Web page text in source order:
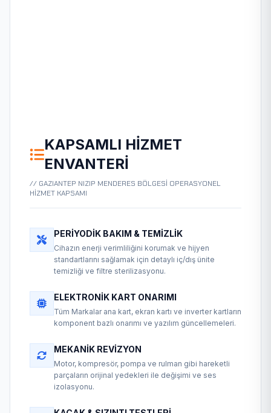
KAPSAMLI HIZMET
ENVANTERI
// GAZIANTEP NIZIP MENDERES BÖLGESİ OPERASYONEL
HİZMET KAPSAMI
PERIYODIK BAKIM & TEMIZLIK
Cihazın enerji verimliliğini korumak ve hijyen
standartlarını sağlamak için detaylı iç/dış ünite
temizliği ve filtre sterilizasyonu.
ELEKTRONIK KART ONARIMI
Tüm Markalar ana kart, ekran kartı ve inverter kartların
komponent bazlı onarımı ve yazılım güncellemeleri.
MEKANIK REVIZYON
Motor, kompresör, pompa ve rulman gibi hareketli
parçaların orijinal yedekleri ile değişimi ve ses
izolasyonu.